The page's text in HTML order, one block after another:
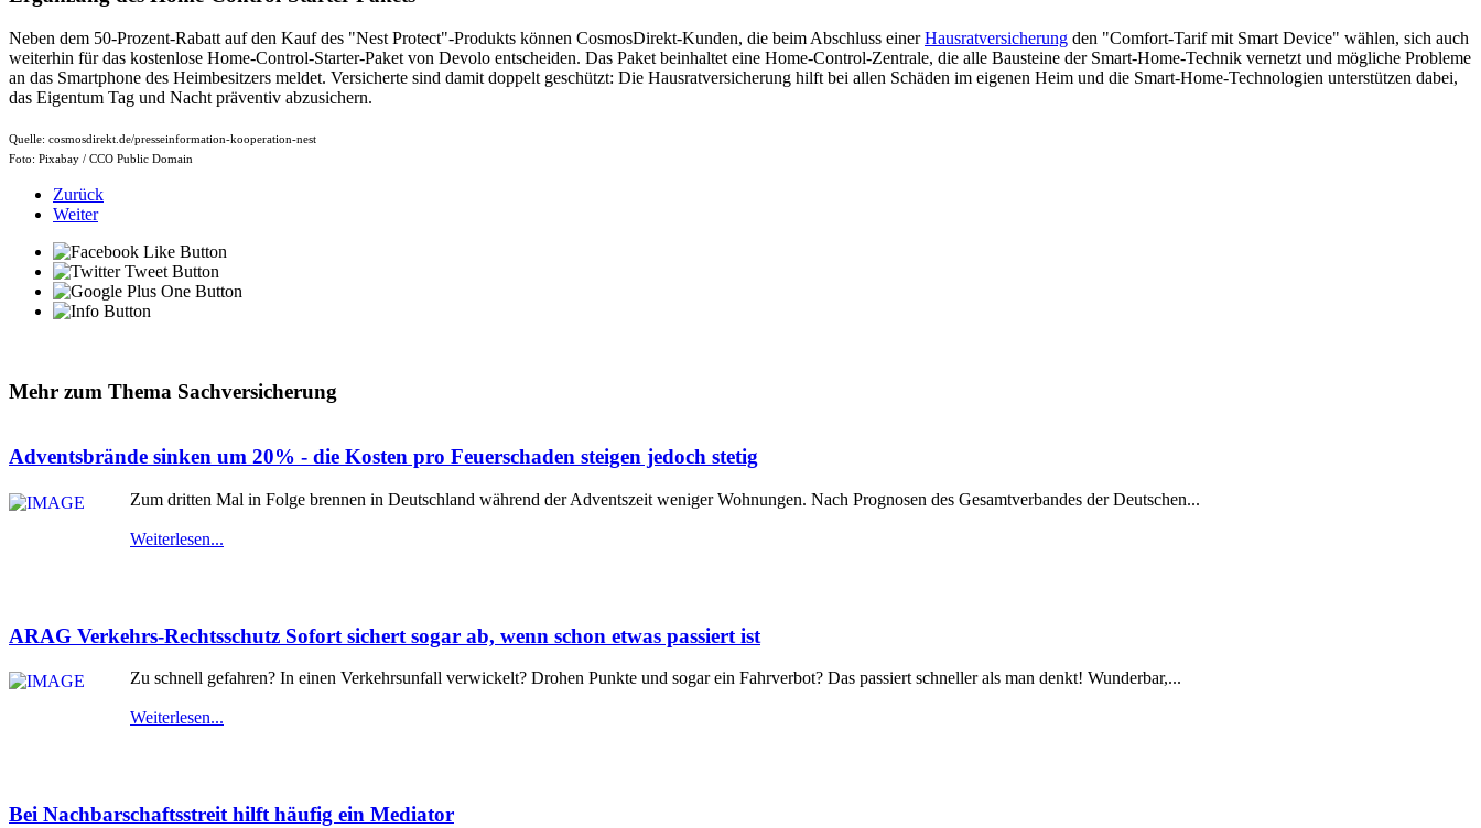
Neben dem 50-Prozent-Rabatt auf den Kauf des "Nest Protect"-Produkts können CosmosDirekt-Kunden, die beim Abschluss einerHausratversicherung den "Comfort-Tarif mit Smart Device" wählen, sich auch
weiterhin für das kostenlose Home-Control-Starter-Paket von Devolo entscheiden. Das Paket beinhaltet eine Home-Control-Zentrale, die alle Bausteine der Smart-Home-Technik vernetzt und mögliche Probleme
an das Smartphone des Heimbesitzers meldet. Versicherte sind damit doppelt geschützt: Die Hausratversicherung hilft bei allen Schäden im eigenen Heim und die Smart-Home-Technologien unterstützen dabei,
das Eigentum Tag und Nacht präventiv abzusichern.
Quelle: cosmosdirekt.de/presseinformation-kooperation-nest
Foto: Pixabay / CCO Public Domain
Zurück
Weiter
Mehr zum Thema Sachversicherung
Adventsbrände sinken um 20% - die Kosten pro Feuerschaden steigen jedoch stetig
Zum dritten Mal in Folge brennen in Deutschland während der Adventszeit weniger Wohnungen. Nach Prognosen des Gesamtverbandes der Deutschen...
Weiterlesen...
ARAG Verkehrs-Rechtsschutz Sofort sichert sogar ab, wenn schon etwas passiert ist
Zu schnell gefahren? In einen Verkehrsunfall verwickelt? Drohen Punkte und sogar ein Fahrverbot? Das passiert schneller als man denkt! Wunderbar,...
Weiterlesen...
Bei Nachbarschaftsstreit hilft häufig ein Mediator